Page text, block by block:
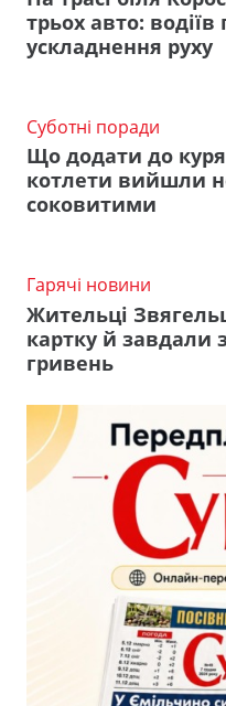
трьох авто:
ускладнення руху
Суботні поради
Що додати до
котлети вийшли
соковитими
Гарячі новини
Жительці
картку й завдали
гривень